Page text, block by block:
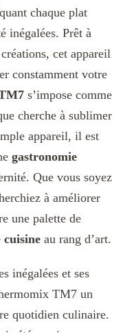
chaque plat
inégalées. Prêt à
cet appareil
constamment votre
s’impose comme
cherche à sublimer
appareil, il est
gastronomie
Que vous soyez
à améliorer
une palette de
cuisine au rang d’art.
inégalées et ses
TM7 un
quotidien culinaire.